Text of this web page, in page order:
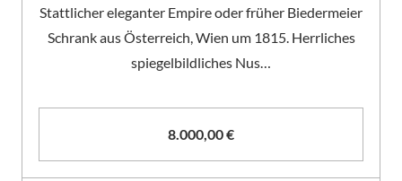
Stattlicher eleganter Empire oder früher Biedermeier
Schrank aus Österreich, Wien um 1815. Herrliches
spiegelbildliches Nus…
8.000,00€